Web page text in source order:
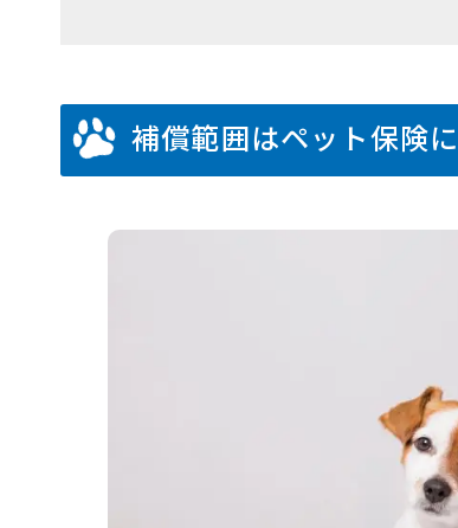
補償範囲はペット保険